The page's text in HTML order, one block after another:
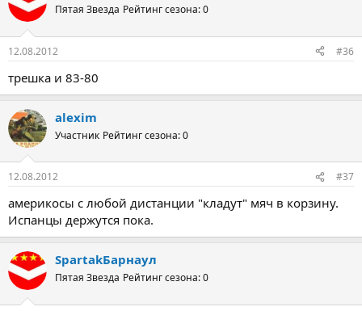
Пятая Звезда Рейтинг сезона: 0
12.08.2012 #36
трешка и 83-80
alexim
Участник Рейтинг сезона: 0
12.08.2012 #37
америкосы с любой дистанции "кладут" мяч в корзину.
Испанцы держутся пока.
SpartakБарнаул
Пятая Звезда Рейтинг сезона: 0